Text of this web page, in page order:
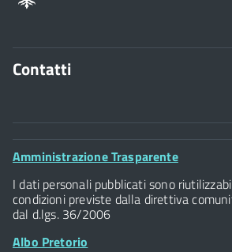
Contatti
Comune di Firenze
Palazzo Vecchio
Piazza della Signoria - 50122, Firenze
Footer
Amministrazione Trasparente
I dati personali pubblicati sono
condizioni previste dalla direttiva
dal d.lgs. 36/2006
Albo Pretorio